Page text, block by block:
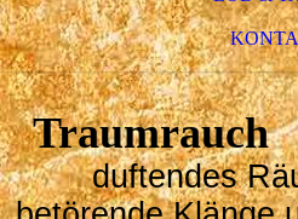
Traumrauch
duftendes